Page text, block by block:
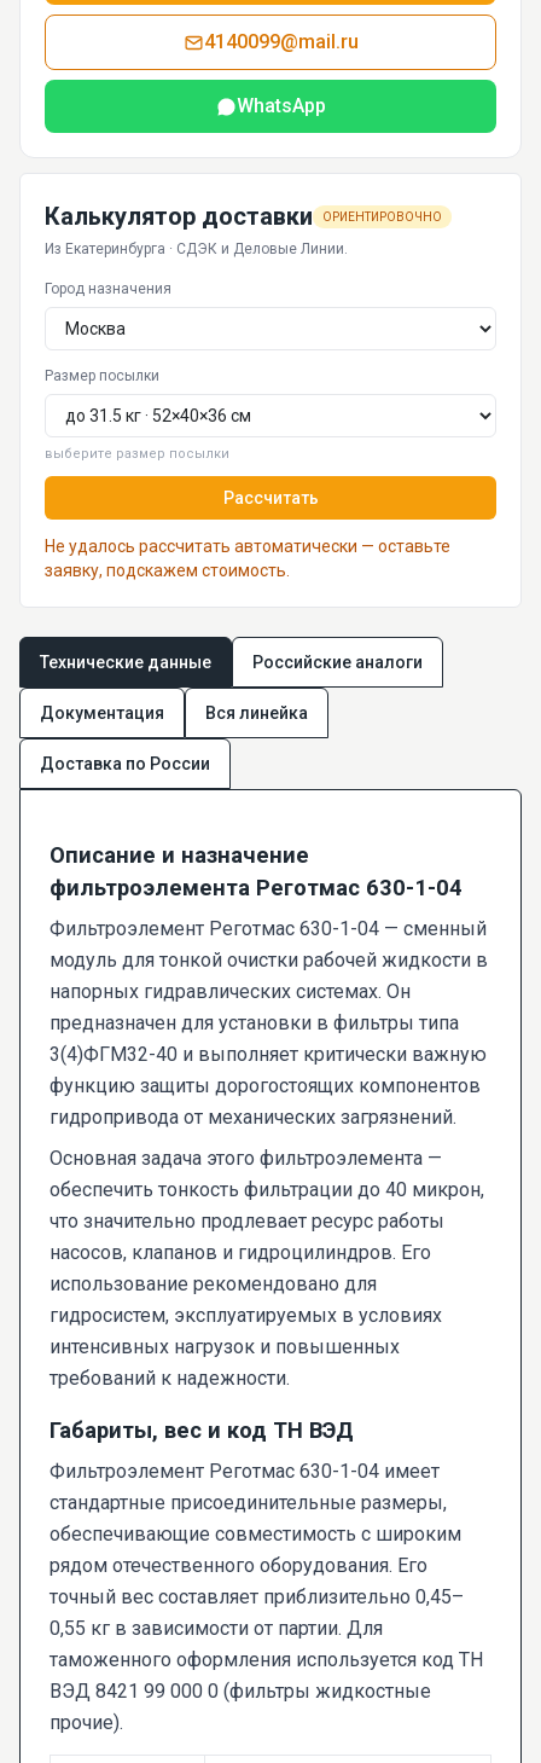
4140099@mail.ru
WhatsApp
Калькулятор доставки ОРИЕНТИРОВОЧНО
Из Екатеринбурга · СДЭК и Деловые Линии.
Город назначения
Размер посылки
выберите размер посылки
Рассчитать
Не удалось рассчитать автоматически — оставьте
заявку, подскажем стоимость.
Технические данные Российские аналоги
Документация Вся линейка
Доставка по России
Описание и назначение
фильтроэлемента Реготмас 630-1-04
Фильтроэлемент Реготмас 630-1-04 — сменный
модуль для тонкой очистки рабочей жидкости в
напорных гидравлических системах. Он
предназначен для установки в фильтры типа
3(4)ФГМ32-40 и выполняет критически важную
функцию защиты дорогостоящих компонентов
гидропривода от механических загрязнений.
Основная задача этого фильтроэлемента —
обеспечить тонкость фильтрации до 40 микрон,
что значительно продлевает ресурс работы
насосов, клапанов и гидроцилиндров. Его
использование рекомендовано для
гидросистем, эксплуатируемых в условиях
интенсивных нагрузок и повышенных
требований к надежности.
Габариты, вес и код ТН ВЭД
Фильтроэлемент Реготмас 630-1-04 имеет
стандартные присоединительные размеры,
обеспечивающие совместимость с широким
рядом отечественного оборудования. Его
точный вес составляет приблизительно 0,45–
0,55 кг в зависимости от партии. Для
таможенного оформления используется код ТН
ВЭД 8421 99 000 0 (фильтры жидкостные
прочие).